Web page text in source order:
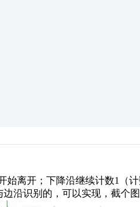
始离开；下降沿继续计数1（计
沿识别的，可以实现，截个